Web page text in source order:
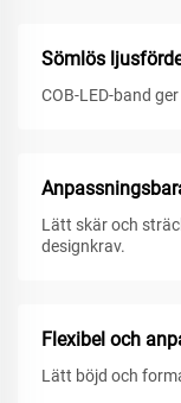
Sömlös
COB-LED-band
Lätt skär och
designkrav.
Flexibel och
Lätt böjd och